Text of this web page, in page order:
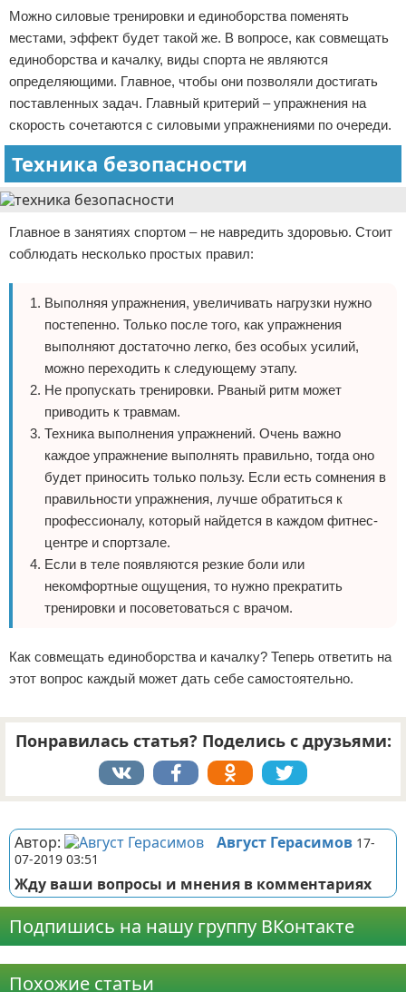
Можно силовые тренировки и единоборства поменять
местами, эффект будет такой же. В вопросе, как совмещать
единоборства и качалку, виды спорта не являются
определяющими. Главное, чтобы они позволяли достигать
поставленных задач. Главный критерий – упражнения на
скорость сочетаются с силовыми упражнениями по очереди.
Техника безопасности
Главное в занятиях спортом – не навредить здоровью. Стоит
соблюдать несколько простых правил:
Выполняя упражнения, увеличивать нагрузки нужно
постепенно. Только после того, как упражнения
выполняют достаточно легко, без особых усилий,
можно переходить к следующему этапу.
Не пропускать тренировки. Рваный ритм может
приводить к травмам.
Техника выполнения упражнений. Очень важно
каждое упражнение выполнять правильно, тогда оно
будет приносить только пользу. Если есть сомнения в
правильности упражнения, лучше обратиться к
профессионалу, который найдется в каждом фитнес-
центре и спортзале.
Если в теле появляются резкие боли или
некомфортные ощущения, то нужно прекратить
тренировки и посоветоваться с врачом.
Как совмещать единоборства и качалку? Теперь ответить на
этот вопрос каждый может дать себе самостоятельно.
Понравилась статья? Поделись с друзьями:
Автор: Август Герасимов 17-
07-2019 03:51
Жду ваши вопросы и мнения в комментариях
Подпишись на нашу группу ВКонтакте
Похожие статьи